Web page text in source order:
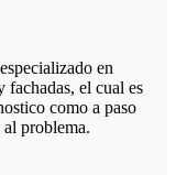
en
el cual es
como a paso
problema.